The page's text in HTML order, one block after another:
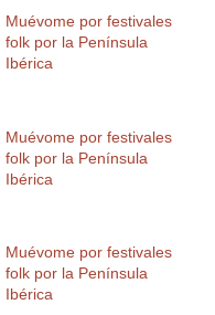
Muévome por festivales
folk por la Península
Ibérica
Muévome por festivales
folk por la Península
Ibérica
Muévome por festivales
folk por la Península
Ibérica